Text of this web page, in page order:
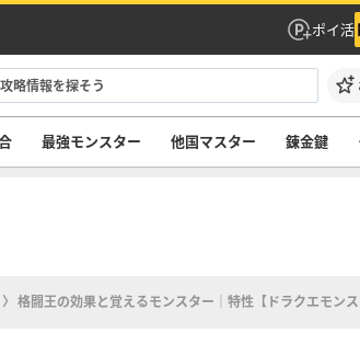
ポイ活
最強モンスター 他国マスター 錬金鍵
格闘王の効果と覚えるモンスター｜特性【ドラクエモンス